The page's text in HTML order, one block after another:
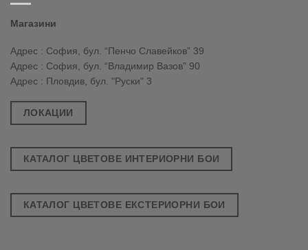
Магазини
Адрес : София, бул. “Пенчо Славейков” 39
Адрес : София, бул. “Владимир Вазов” 90
Адрес : Пловдив, бул. "Руски" 3
ЛОКАЦИИ
КАТАЛОГ ЦВЕТОВЕ ИНТЕРИОРНИ БОИ
КАТАЛОГ ЦВЕТОВЕ ЕКСТЕРИОРНИ БОИ